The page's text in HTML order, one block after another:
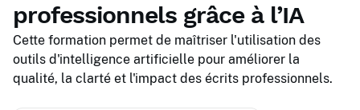
professionnels grâce à l’IA
Cette formation permet de maîtriser l'utilisation des
outils d'intelligence artificielle pour améliorer la
qualité, la clarté et l'impact des écrits professionnels.